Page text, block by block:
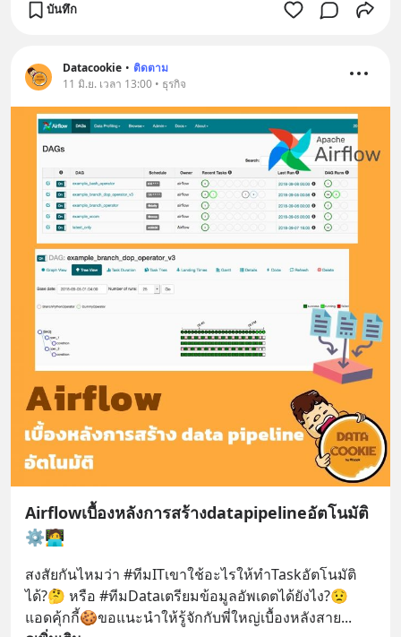
บันทึก
Datacookie • ติดตาม
11 มิ.ย. เวลา 13:00 • ธุรกิจ
Airflowเบื้องหลังการสร้างdatapipelineอัตโนมัติ
⚙️🧑‍💻
สงสัยกันไหมว่า #ทีมITเขาใช้อะไรให้ทำTaskอัตโนมัติ
ได้?🤔 หรือ #ทีมDataเตรียมข้อมูลอัพเดตได้ยังไง?😟
แอดคุ้กกี้🍪ขอแนะนำให้รู้จักกับพี่ใหญ่เบื้องหลังสาย...